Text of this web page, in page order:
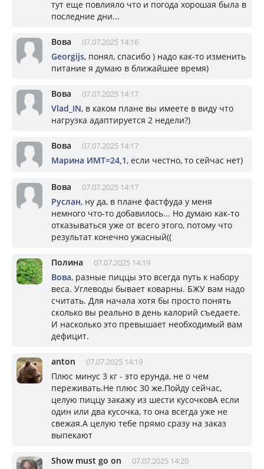
тут еще повлияло что и погода хорошая была в
последние дни...
Вова 07.07.2025 14:16
Georgijs, понял, спасибо ) надо как-то изменить
питание я думаю в ближайшее время)
Вова 07.07.2025 14:17
Vlad_IN, в каком плане вы имеете в виду что
нагрузка адаптируется 2 недели?)
Вова 07.07.2025 14:17
Марина ИМТ=24,1, если честно, то сейчас нет)
Вова 07.07.2025 14:17
Руслан, ну да, в плане фастфуда у меня
немного что-то добавилось... Но думаю как-то
отказываться уже от всего этого, потому что
результат конечно ужасный((
Полина 07.07.2025 14:19
Вова, разные пиццы это всегда путь к набору
веса. Углеводы бывает коварны. БЖУ вам надо
считать. Для начала хотя бы просто понять
сколько вы реально в день калорий съедаете.
И насколько это превышает необходимый вам
дефицит.
anton 07.07.2025 14:19
Плюс минус 3 кг - это ерунда, не о чем
переживать.Не плюс 30 же.Пойду сейчас,
целую пиццу закажу из шести кусочковА если
один или два кусочка, то она всегда уже не
свежая.А целую тебе прямо сразу на заказ
выпекают
Show must go on 07.07.2025 14:20